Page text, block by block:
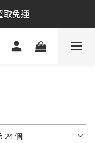
取免運
24 個